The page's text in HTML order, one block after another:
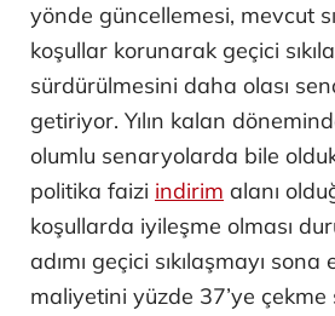
yönde güncellemesi, mevcut
koşullar korunarak geçici
sürdürülmesini daha olası
getiriyor. Yılın kalan
olumlu senaryolarda bile
politika faizi indirim alanı
koşullarda iyileşme olması
adımı geçici sıkılaşmayı
maliyetini yüzde 37’ye çekme